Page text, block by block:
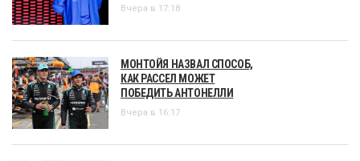
Вчера в 17:18
МОНТОЙЯ НАЗВАЛ СПОСОБ,
КАК РАССЕЛ МОЖЕТ
ПОБЕДИТЬ АНТОНЕЛЛИ
Вчера в 16:17